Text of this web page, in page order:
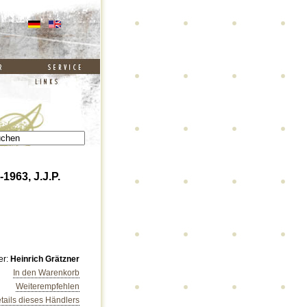
J.J.P.
Weiterempfehlen
In den Warenkorb
Heinrich Grätzner
dieses Händlers